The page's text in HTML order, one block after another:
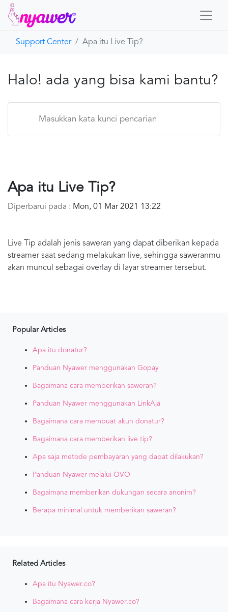
Beranda
Nyawer
Support Center Apa itu Live Tip?
Halo! ada yang bisa kami bantu?
Apa itu Live Tip?
Diperbarui pada : Mon, 01 Mar 2021 13:22
Live Tip adalah jenis saweran yang dapat diberikan kepada
streamer saat sedang melakukan live, sehingga saweranmu
akan muncul sebagai overlay di layar streamer tersebut.
Popular Articles
Apa itu donatur?
Panduan Nyawer menggunakan Gopay
Bagaimana cara memberikan saweran?
Panduan Nyawer menggunakan LinkAja
Bagaimana cara membuat akun donatur?
Bagaimana cara memberikan live tip?
Apa saja metode pembayaran yang dapat dilakukan?
Panduan Nyawer melalui OVO
Bagaimana memberikan dukungan secara anonim?
Berapa minimal untuk memberikan saweran?
Related Articles
Apa itu Nyawer.co?
Bagaimana cara kerja Nyawer.co?